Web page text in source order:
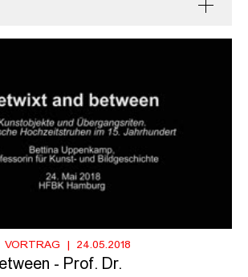
VORTRAG 24.05.2018
- Prof. Dr.